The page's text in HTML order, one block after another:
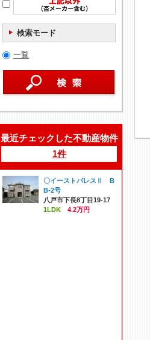
検索モード
一覧
最近チェックした不動産物件
1件
〇イーストパレスⅡ B
B-2号
八戸市下長8丁目19-17
1LDK
4.2万円